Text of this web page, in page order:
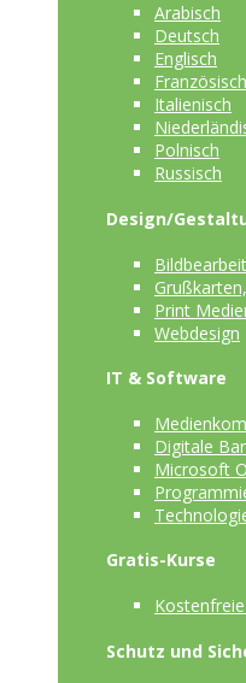
Arabisch
Deutsch
Englisch
Französisch
Italienisch
Polnisch
Russisch
Design/
Print
Webdesign
IT & Software
Digitale
Microsoft
Gratis-Kurse
Schutz und